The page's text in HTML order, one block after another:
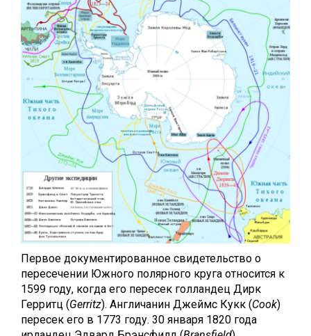
Первое документированное свидетельство о
пересечении Южного полярного круга относится к
1599 году, когда его пересек голландец Дирк
Герритц (Gerritz). Англичанин Джеймс Кукк (Cook)
пересек его в 1773 году. 30 января 1820 года